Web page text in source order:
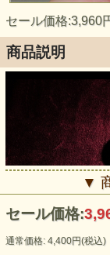
セール価格:3,960
商品説明
▼
セール価格:
通常価格: 4,400円(税込)